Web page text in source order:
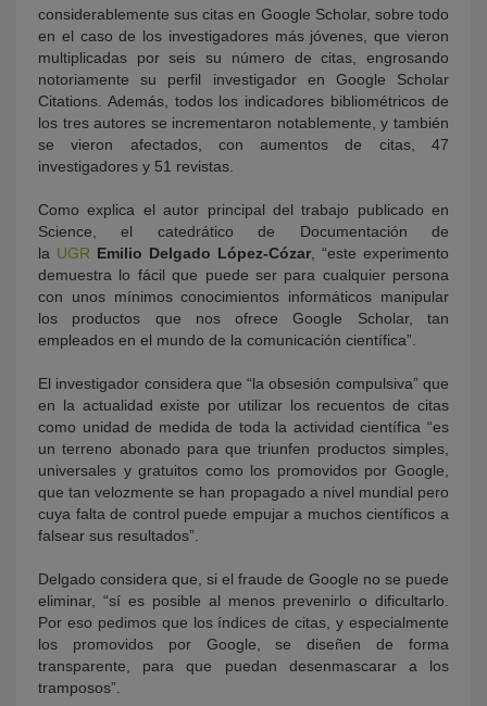
considerablemente sus citas en Google Scholar, sobre todo
en el caso de los investigadores más jóvenes, que vieron
multiplicadas por seis su número de citas, engrosando
notoriamente su perfil investigador en Google Scholar
Citations. Además, todos los indicadores bibliométricos de
los tres autores se incrementaron notablemente, y también
se vieron afectados, con aumentos de citas, 47
investigadores y 51 revistas.
Como explica el autor principal del trabajo publicado en
Science, el catedrático de Documentación de
la UGR Emilio Delgado López-Cózar, “este experimento
demuestra lo fácil que puede ser para cualquier persona
con unos mínimos conocimientos informáticos manipular
los productos que nos ofrece Google Scholar, tan
empleados en el mundo de la comunicación científica”.
El investigador considera que “la obsesión compulsiva” que
en la actualidad existe por utilizar los recuentos de citas
como unidad de medida de toda la actividad científica “es
un terreno abonado para que triunfen productos simples,
universales y gratuitos como los promovidos por Google,
que tan velozmente se han propagado a nivel mundial pero
cuya falta de control puede empujar a muchos científicos a
falsear sus resultados”.
Delgado considera que, si el fraude de Google no se puede
eliminar, “sí es posible al menos prevenirlo o dificultarlo.
Por eso pedimos que los índices de citas, y especialmente
los promovidos por Google, se diseñen de forma
transparente, para que puedan desenmascarar a los
tramposos”.